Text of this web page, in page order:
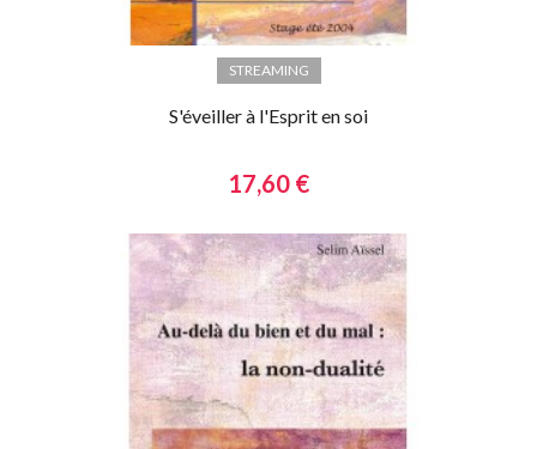
STREAMING
S'éveiller à l'Esprit en soi
17,60 €